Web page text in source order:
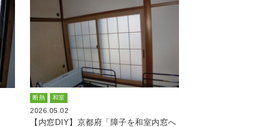
断熱 和室
2026.05.02
【内窓DIY】京都府「障子を和室内窓へ